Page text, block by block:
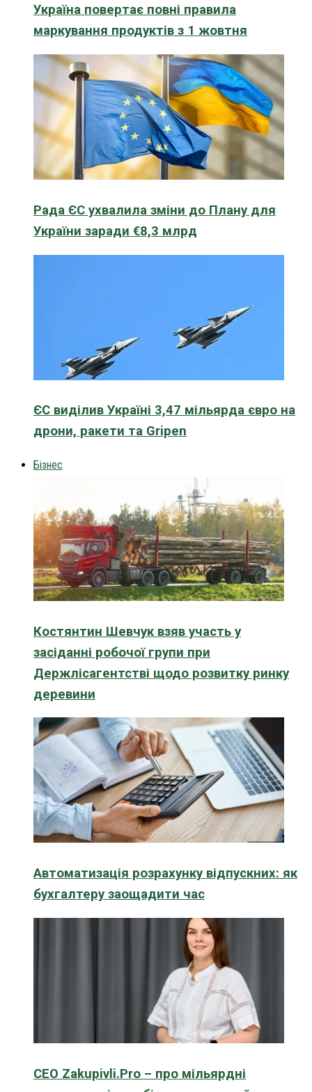
Україна повертає повні правила
маркування продуктів з 1 жовтня
Рада ЄС ухвалила зміни до Плану для
України заради €8,3 млрд
ЄС виділив Україні 3,47 мільярда євро на
дрони, ракети та Gripen
Бізнес
Костянтин Шевчук взяв участь у
засіданні робочої групи при
Держлісагентстві щодо розвитку ринку
деревини
Автоматизація розрахунку відпускних: як
бухгалтеру заощадити час
CEO Zakupivli.Pro – про мільярдні